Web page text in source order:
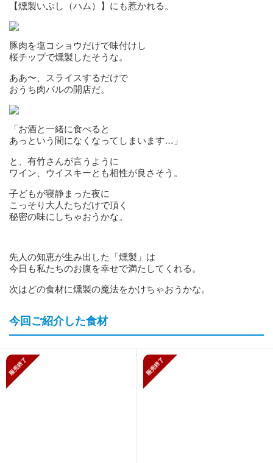
【燻製いぶし（ハム）】にも惹かれる。
豚肉を塩コショウだけで味付けし
桜チップで燻製したそうな。
ああ〜、スライスするだけで
おうち肉バルの開店だ。
「お酒と一緒に食べると
あっという間になくなってしまいます…」
と、有竹さんが言うように
ワイン、ウイスキーとも相性が良さそう。
子どもが寝静まった夜に
こっそり大人たちだけで頂く
秘密の味にしちゃおうかな。
先人の知恵が生み出した「燻製」は
今日も私たちのお腹を幸せで満たしてくれる。
次はどの食材に燻製の魔法をかけちゃおうかな。
今回ご紹介した食材